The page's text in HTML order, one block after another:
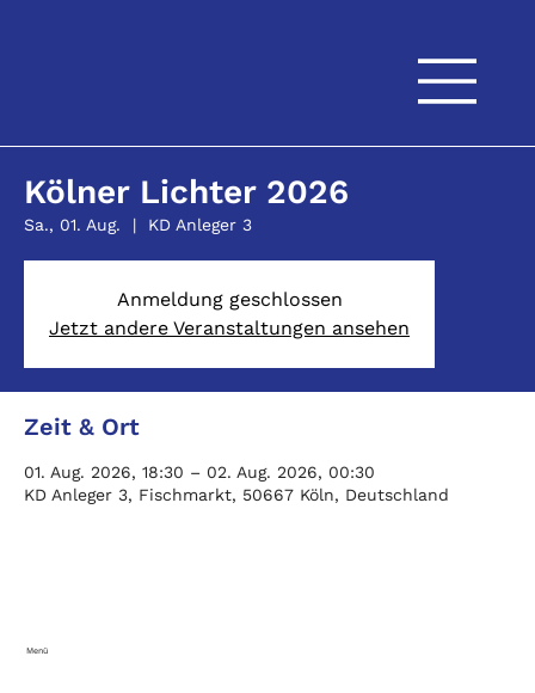
Kölner Lichter 2026
Sa., 01. Aug.
  |
KD Anleger 3
Anmeldung geschlossen
Jetzt andere Veranstaltungen ansehen
Zeit & Ort
01. Aug. 2026, 18:30 – 02. Aug. 2026, 00:30
KD Anleger 3, Fischmarkt, 50667 Köln, Deutschland
Menü